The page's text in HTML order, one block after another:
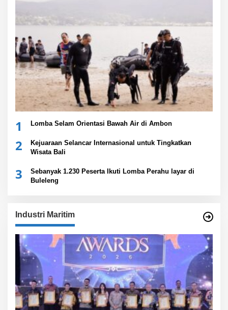
1 Lomba Selam Orientasi Bawah Air di Ambon
2
Kejuaraan Selancar Internasional untuk Tingkatkan
Wisata Bali
3
Sebanyak 1.230 Peserta Ikuti Lomba Perahu layar di
Buleleng
Industri Maritim